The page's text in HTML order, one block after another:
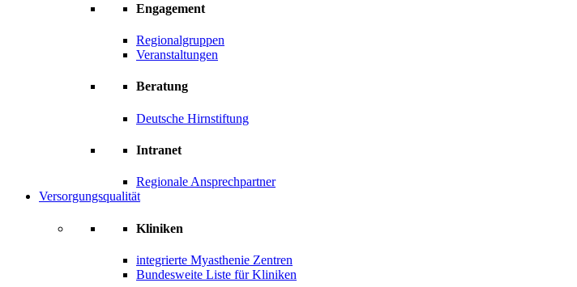
Engagement
Regionalgruppen
Veranstaltungen
Beratung
Deutsche Hirnstiftung
Intranet
Regionale Ansprechpartner
Versorgungsqualität
Kliniken
integrierte Myasthenie Zentren
Bundesweite Liste für Kliniken